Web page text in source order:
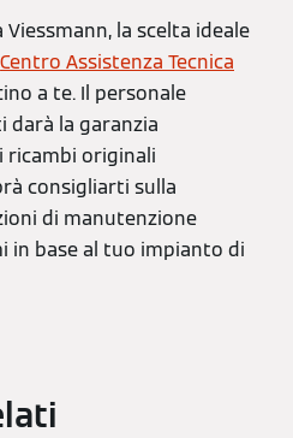
la scelta ideale
Centro Assistenza Tecnica
a te. Il personale
la garanzia
ricambi originali
consigliarti sulla
di manutenzione
in base al tuo impianto di